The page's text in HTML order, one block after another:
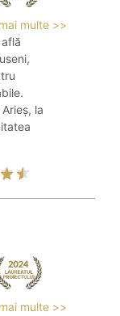
multe >>
la
multe >>